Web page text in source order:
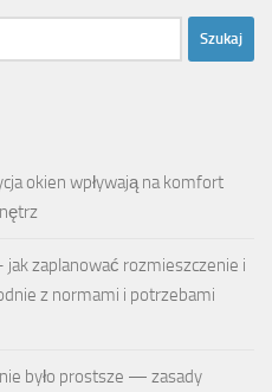
okien wpływają na komfort
zaplanować rozmieszczenie i
z normami i potrzebami
było prostsze — zasady